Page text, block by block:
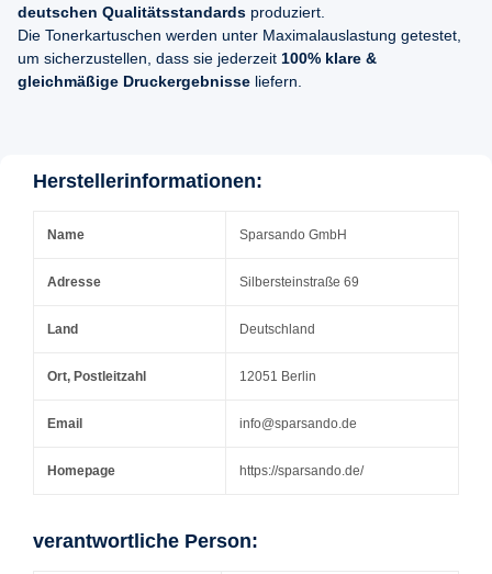
deutschen Qualitätsstandards produziert.
Die Tonerkartuschen werden unter Maximalauslastung getestet,
um sicherzustellen, dass sie jederzeit 100% klare &
gleichmäßige Druckergebnisse liefern.
Herstellerinformationen:
Name Sparsando GmbH
Adresse Silbersteinstraße 69
Land Deutschland
Ort, Postleitzahl 12051 Berlin
Email info@sparsando.de
Homepage https://sparsando.de/
verantwortliche Person: